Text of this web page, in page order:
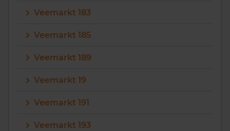
Veemarkt 183
Veemarkt 185
Veemarkt 189
Veemarkt 19
Veemarkt 191
Veemarkt 193